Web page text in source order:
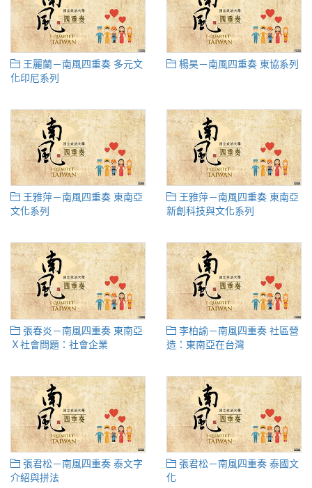
王麗蘭－南風四重奏 多元文
化印尼系列
楊昊－南風四重奏 東協系列
王雅萍－南風四重奏 東南亞
文化系列
王雅萍－南風四重奏 東南亞
新創科技與文化系列
張春炎－南風四重奏 東南亞
Ｘ社會問題：社會企業
李柏諭－南風四重奏 社區營
造：東南亞在台灣
張君松－南風四重奏 泰文字
介紹與拼法
張君松－南風四重奏 泰國文
化